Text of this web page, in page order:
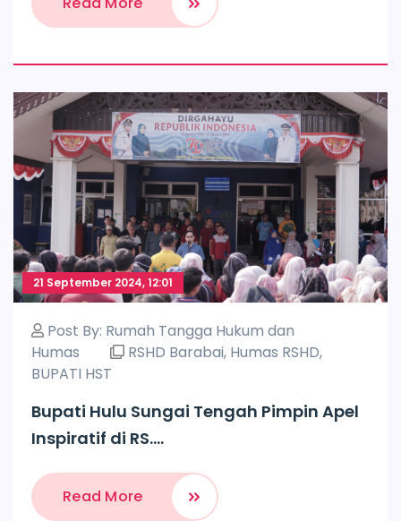
21 September 2024, 12:01
Post By: Rumah Tangga Hukum dan
Humas
RSHD Barabai, Humas RSHD,
BUPATI HST
Bupati Hulu Sungai Tengah Pimpin Apel
Inspiratif di RS....
Read More